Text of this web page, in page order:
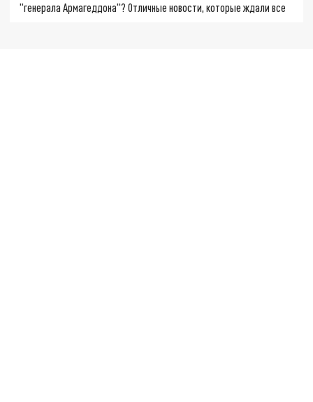
"генерала Армагеддона"? Отличные новости, которые ждали все